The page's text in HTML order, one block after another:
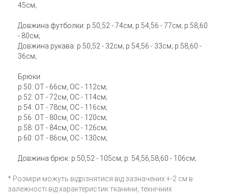
45см;
Довжина футболки: р.50,52 - 74см; р.54,56 - 77см; р.58,60
- 80см;
Довжина рукава: р.50,52 - 32см; р.54,56 - 33см; р.58,60 -
36см;
Брюки:
р.50: ОТ - 66см, ОС - 112см;
р.52: ОТ - 72см, ОС - 114см;
р.54: ОТ - 78см, ОС - 116см;
р.56: ОТ - 80см, ОС - 120см;
р.58: ОТ - 84см, ОС - 126см;
р.60: ОТ - 86см, ОС - 130см;
Довжина брюк: р.50,52 - 105см; р. 54,56,58,60 - 106см;
* Розміри можуть відрізнятися від зазначених +-2 см в
залежності від характеристик тканини, технічних